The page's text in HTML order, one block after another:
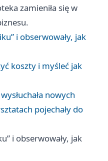
zamieniła się w
i obserwowały, jak
koszty i myśleć jak
nowych
pojechały do
i obserwowały, jak